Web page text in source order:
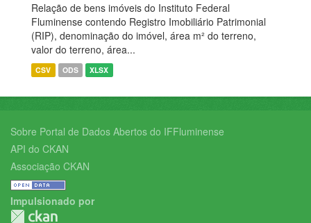
Relação de bens imóveis do Instituto Federal
Fluminense contendo Registro Imobiliário Patrimonial
(RIP), denominação do imóvel, área m² do terreno,
valor do terreno, área...
CSV ODS XLSX
Sobre Portal de Dados Abertos do IFFluminense
API do CKAN
Associação CKAN
Impulsionado por